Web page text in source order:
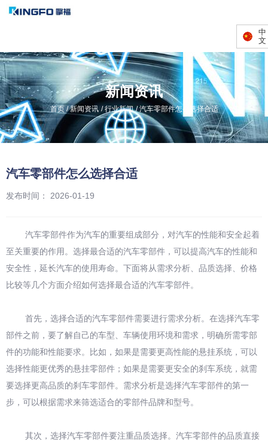
中
文
新闻资讯
首页 /新闻资讯 /行业新闻 /汽车零部件怎么选择合适
汽车零部件怎么选择合适
发布时间： 2026-01-19
汽车零部件作为汽车的重要组成部分，对汽车的性能和安全起着
至关重要的作用。选择最合适的汽车零部件，可以提高汽车的性能和
安全性，延长汽车的使用寿命。下面将从需求分析、品质选择、价格
比较等几个方面介绍如何选择最合适的汽车零部件。
首先，选择合适的汽车零部件需要进行需求分析。在选择汽车零
部件之前，要了解自己的车型、车辆使用环境和需求，明确所需零部
件的功能和性能要求。比如，如果是需要更高性能的悬挂系统，可以
选择性能更优秀的悬挂零部件；如果是需要更安全的刹车系统，就需
要选择更高品质的刹车零部件。需求分析是选择汽车零部件的第一
步，可以根据需求来筛选适合的零部件品牌和型号。
其次，选择汽车零部件要注重品质选择。汽车零部件的品质直接